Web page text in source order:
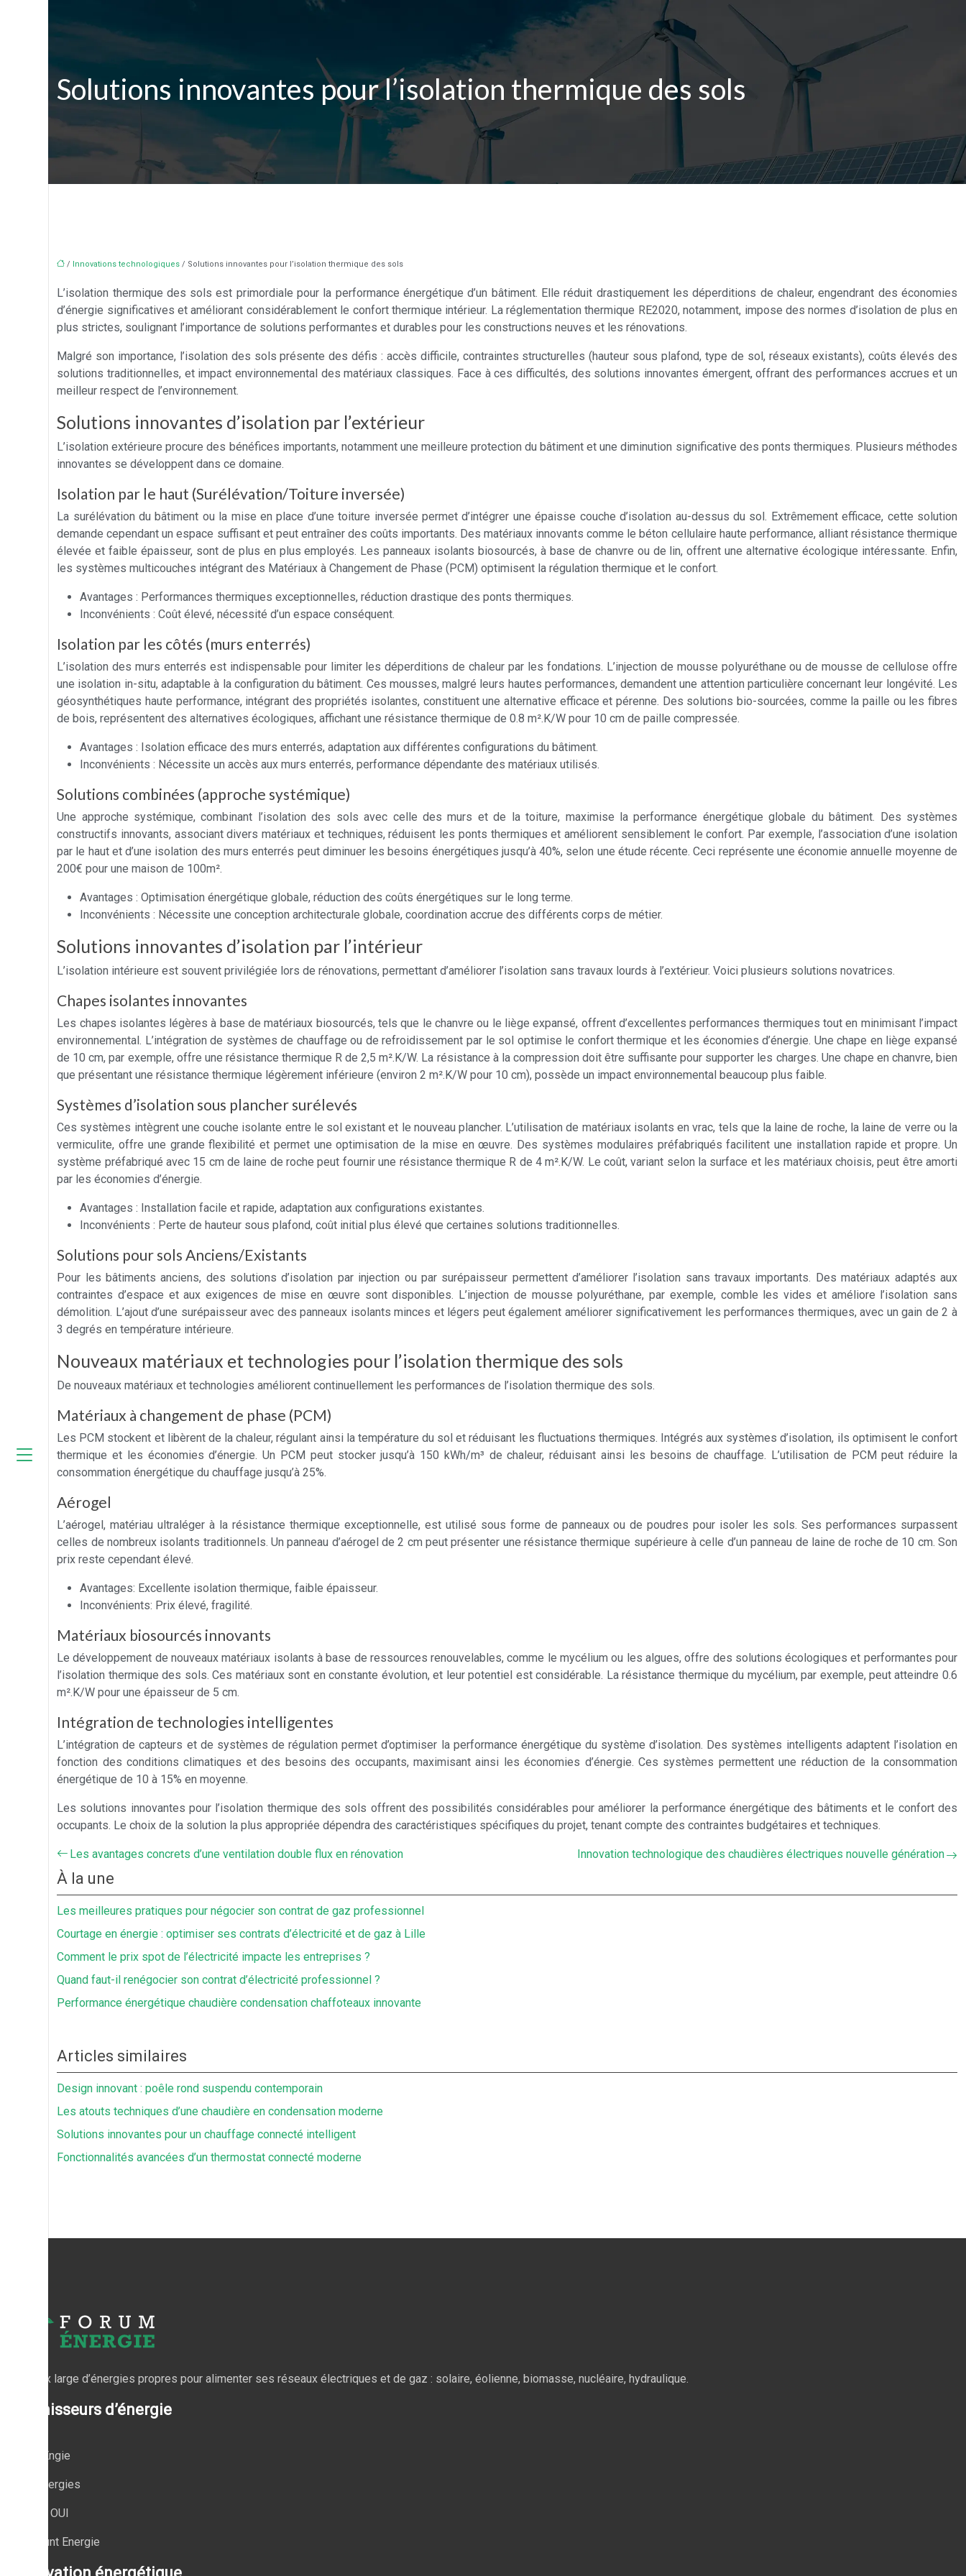
Solutions innovantes pour l’isolation thermique des sols
/ Innovations technologiques / Solutions innovantes pour l’isolation thermique des sols
L’isolation thermique des sols est primordiale pour la performance énergétique d’un bâtiment. Elle réduit drastiquement les déperditions de chaleur, engendrant des économies
d’énergie significatives et améliorant considérablement le confort thermique intérieur. La réglementation thermique RE2020, notamment, impose des normes d’isolation de plus en
plus strictes, soulignant l’importance de solutions performantes et durables pour les constructions neuves et les rénovations.
Malgré son importance, l’isolation des sols présente des défis : accès difficile, contraintes structurelles (hauteur sous plafond, type de sol, réseaux existants), coûts élevés des
solutions traditionnelles, et impact environnemental des matériaux classiques. Face à ces difficultés, des solutions innovantes émergent, offrant des performances accrues et un
meilleur respect de l’environnement.
Solutions innovantes d’isolation par l’extérieur
L’isolation extérieure procure des bénéfices importants, notamment une meilleure protection du bâtiment et une diminution significative des ponts thermiques. Plusieurs méthodes
innovantes se développent dans ce domaine.
Isolation par le haut (Surélévation/Toiture inversée)
La surélévation du bâtiment ou la mise en place d’une toiture inversée permet d’intégrer une épaisse couche d’isolation au-dessus du sol. Extrêmement efficace, cette solution
demande cependant un espace suffisant et peut entraîner des coûts importants. Des matériaux innovants comme le béton cellulaire haute performance, alliant résistance thermique
élevée et faible épaisseur, sont de plus en plus employés. Les panneaux isolants biosourcés, à base de chanvre ou de lin, offrent une alternative écologique intéressante. Enfin,
les systèmes multicouches intégrant des Matériaux à Changement de Phase (PCM) optimisent la régulation thermique et le confort.
Avantages : Performances thermiques exceptionnelles, réduction drastique des ponts thermiques.
Inconvénients : Coût élevé, nécessité d’un espace conséquent.
Isolation par les côtés (murs enterrés)
L’isolation des murs enterrés est indispensable pour limiter les déperditions de chaleur par les fondations. L’injection de mousse polyuréthane ou de mousse de cellulose offre
une isolation in-situ, adaptable à la configuration du bâtiment. Ces mousses, malgré leurs hautes performances, demandent une attention particulière concernant leur longévité. Les
géosynthétiques haute performance, intégrant des propriétés isolantes, constituent une alternative efficace et pérenne. Des solutions bio-sourcées, comme la paille ou les fibres
de bois, représentent des alternatives écologiques, affichant une résistance thermique de 0.8 m².K/W pour 10 cm de paille compressée.
Avantages : Isolation efficace des murs enterrés, adaptation aux différentes configurations du bâtiment.
Inconvénients : Nécessite un accès aux murs enterrés, performance dépendante des matériaux utilisés.
Solutions combinées (approche systémique)
Une approche systémique, combinant l’isolation des sols avec celle des murs et de la toiture, maximise la performance énergétique globale du bâtiment. Des systèmes
constructifs innovants, associant divers matériaux et techniques, réduisent les ponts thermiques et améliorent sensiblement le confort. Par exemple, l’association d’une isolation
par le haut et d’une isolation des murs enterrés peut diminuer les besoins énergétiques jusqu’à 40%, selon une étude récente. Ceci représente une économie annuelle moyenne de
200€ pour une maison de 100m².
Avantages : Optimisation énergétique globale, réduction des coûts énergétiques sur le long terme.
Inconvénients : Nécessite une conception architecturale globale, coordination accrue des différents corps de métier.
Solutions innovantes d’isolation par l’intérieur
L’isolation intérieure est souvent privilégiée lors de rénovations, permettant d’améliorer l’isolation sans travaux lourds à l’extérieur. Voici plusieurs solutions novatrices.
Chapes isolantes innovantes
Les chapes isolantes légères à base de matériaux biosourcés, tels que le chanvre ou le liège expansé, offrent d’excellentes performances thermiques tout en minimisant l’impact
environnemental. L’intégration de systèmes de chauffage ou de refroidissement par le sol optimise le confort thermique et les économies d’énergie. Une chape en liège expansé
de 10 cm, par exemple, offre une résistance thermique R de 2,5 m².K/W. La résistance à la compression doit être suffisante pour supporter les charges. Une chape en chanvre, bien
que présentant une résistance thermique légèrement inférieure (environ 2 m².K/W pour 10 cm), possède un impact environnemental beaucoup plus faible.
Systèmes d’isolation sous plancher surélevés
Ces systèmes intègrent une couche isolante entre le sol existant et le nouveau plancher. L’utilisation de matériaux isolants en vrac, tels que la laine de roche, la laine de verre ou la
vermiculite, offre une grande flexibilité et permet une optimisation de la mise en œuvre. Des systèmes modulaires préfabriqués facilitent une installation rapide et propre. Un
système préfabriqué avec 15 cm de laine de roche peut fournir une résistance thermique R de 4 m².K/W. Le coût, variant selon la surface et les matériaux choisis, peut être amorti
par les économies d’énergie.
Avantages : Installation facile et rapide, adaptation aux configurations existantes.
Inconvénients : Perte de hauteur sous plafond, coût initial plus élevé que certaines solutions traditionnelles.
Solutions pour sols Anciens/Existants
Pour les bâtiments anciens, des solutions d’isolation par injection ou par surépaisseur permettent d’améliorer l’isolation sans travaux importants. Des matériaux adaptés aux
contraintes d’espace et aux exigences de mise en œuvre sont disponibles. L’injection de mousse polyuréthane, par exemple, comble les vides et améliore l’isolation sans
démolition. L’ajout d’une surépaisseur avec des panneaux isolants minces et légers peut également améliorer significativement les performances thermiques, avec un gain de 2 à
3 degrés en température intérieure.
Nouveaux matériaux et technologies pour l’isolation thermique des sols
De nouveaux matériaux et technologies améliorent continuellement les performances de l’isolation thermique des sols.
Matériaux à changement de phase (PCM)
Les PCM stockent et libèrent de la chaleur, régulant ainsi la température du sol et réduisant les fluctuations thermiques. Intégrés aux systèmes d’isolation, ils optimisent le confort
thermique et les économies d’énergie. Un PCM peut stocker jusqu’à 150 kWh/m³ de chaleur, réduisant ainsi les besoins de chauffage. L’utilisation de PCM peut réduire la
consommation énergétique du chauffage jusqu’à 25%.
Aérogel
L’aérogel, matériau ultraléger à la résistance thermique exceptionnelle, est utilisé sous forme de panneaux ou de poudres pour isoler les sols. Ses performances surpassent
celles de nombreux isolants traditionnels. Un panneau d’aérogel de 2 cm peut présenter une résistance thermique supérieure à celle d’un panneau de laine de roche de 10 cm. Son
prix reste cependant élevé.
Avantages: Excellente isolation thermique, faible épaisseur.
Inconvénients: Prix élevé, fragilité.
Matériaux biosourcés innovants
Le développement de nouveaux matériaux isolants à base de ressources renouvelables, comme le mycélium ou les algues, offre des solutions écologiques et performantes pour
l’isolation thermique des sols. Ces matériaux sont en constante évolution, et leur potentiel est considérable. La résistance thermique du mycélium, par exemple, peut atteindre 0.6
m².K/W pour une épaisseur de 5 cm.
Intégration de technologies intelligentes
L’intégration de capteurs et de systèmes de régulation permet d’optimiser la performance énergétique du système d’isolation. Des systèmes intelligents adaptent l’isolation en
fonction des conditions climatiques et des besoins des occupants, maximisant ainsi les économies d’énergie. Ces systèmes permettent une réduction de la consommation
énergétique de 10 à 15% en moyenne.
Les solutions innovantes pour l’isolation thermique des sols offrent des possibilités considérables pour améliorer la performance énergétique des bâtiments et le confort des
occupants. Le choix de la solution la plus appropriée dépendra des caractéristiques spécifiques du projet, tenant compte des contraintes budgétaires et techniques.
Les avantages concrets d’une ventilation double flux en rénovation Innovation technologique des chaudières électriques nouvelle génération
À la une
Les meilleures pratiques pour négocier son contrat de gaz professionnel
Courtage en énergie : optimiser ses contrats d’électricité et de gaz à Lille
Comment le prix spot de l’électricité impacte les entreprises ?
Quand faut-il renégocier son contrat d’électricité professionnel ?
Performance énergétique chaudière condensation chaffoteaux innovante
Articles similaires
Design innovant : poêle rond suspendu contemporain
Les atouts techniques d’une chaudière en condensation moderne
Solutions innovantes pour un chauffage connecté intelligent
Fonctionnalités avancées d’un thermostat connecté moderne
Un choix large d’énergies propres pour alimenter ses réseaux électriques et de gaz : solaire, éolienne, biomasse, nucléaire, hydraulique.
Fournisseurs d’énergie
EDF & Engie
Total Energies
Planète OUI
Cdiscount Energie